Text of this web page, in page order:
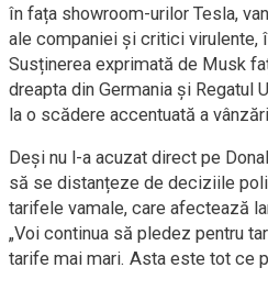
în fața showroom-urilor Tesla,
ale companiei și critici virulente,
Susținerea exprimată de Musk
dreapta din Germania și Regatul
la o scădere accentuată a
Deși nu l-a acuzat direct pe
să se distanțeze de deciziile
tarifele vamale, care afectează
„Voi continua să pledez pentru
tarife mai mari. Asta este tot ce